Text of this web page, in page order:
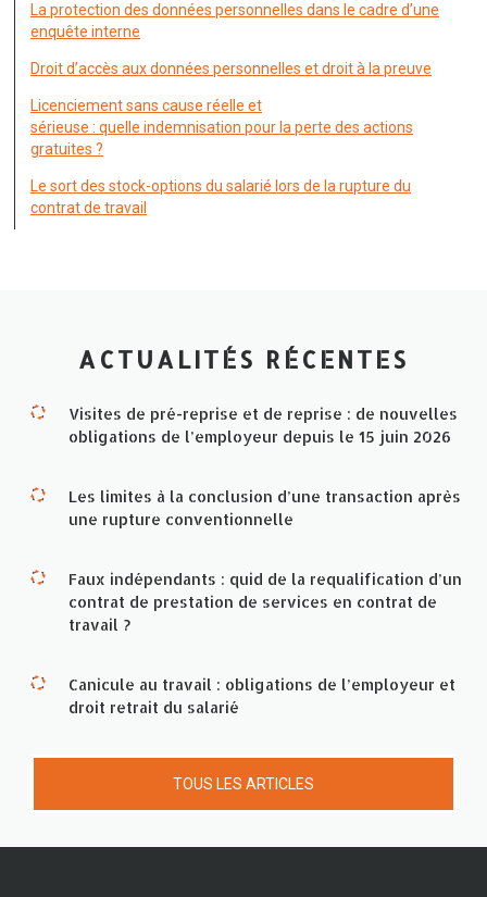
La protection des données personnelles dans le cadre d’une
enquête interne
Droit d’accès aux données personnelles et droit à la preuve
Licenciement sans cause réelle et
sérieuse : quelle indemnisation pour la perte des actions
gratuites ?
Le sort des stock-options du salarié lors de la rupture du
contrat de travail
ACTUALITÉS RÉCENTES
Visites de pré-reprise et de reprise : de nouvelles
obligations de l’employeur depuis le 15 juin 2026
Les limites à la conclusion d’une transaction après
une rupture conventionnelle
Faux indépendants : quid de la requalification d’un
contrat de prestation de services en contrat de
travail ?
Canicule au travail : obligations de l’employeur et
droit retrait du salarié
TOUS LES ARTICLES